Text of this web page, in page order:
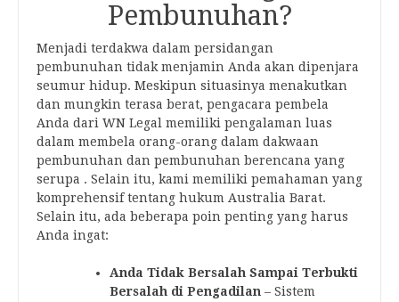
Pembunuhan?
Menjadi terdakwa dalam persidangan
pembunuhan tidak menjamin Anda akan dipenjara
seumur hidup. Meskipun situasinya menakutkan
dan mungkin terasa berat, pengacara pembela
Anda dari WN Legal memiliki pengalaman luas
dalam membela orang-orang dalam dakwaan
pembunuhan dan pembunuhan berencana yang
serupa . Selain itu, kami memiliki pemahaman yang
komprehensif tentang hukum Australia Barat.
Selain itu, ada beberapa poin penting yang harus
Anda ingat:
Anda Tidak Bersalah Sampai Terbukti
Bersalah di Pengadilan – Sistem